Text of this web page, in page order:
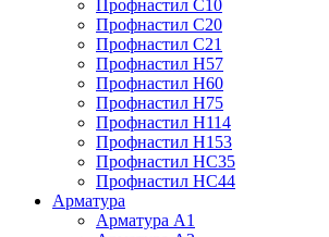
Профнастил С10
Профнастил С20
Профнастил С21
Профнастил Н57
Профнастил Н60
Профнастил Н75
Профнастил Н114
Профнастил Н153
Профнастил НС35
Профнастил НС44
Арматура
Арматура А1